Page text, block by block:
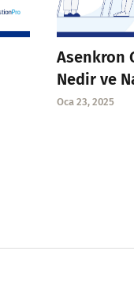
Asenkron
Nedir ve
Oca 23, 2025